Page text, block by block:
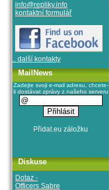
info@repliky.info
kontaktní formulář
.. další kontakty
MailNews
Zadejte svoji e-mail adresu, chcete-
li dostávat zprávy z našeho serveru
Diskuse
Dotaz -
Officers Sabre